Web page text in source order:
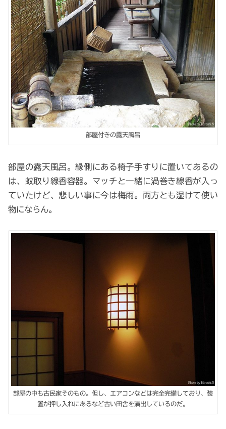
部屋付きの露天風呂
部屋の露天風呂。縁側にある椅子手すりに置いてあるの
は、蚊取り線香容器。マッチと一緒に渦巻き線香が入っ
ていたけど、悲しい事に今は梅雨。両方とも湿けて使い
物にならん。
部屋の中も古民家そのもの。但し、エアコンなどは完全完備しており、装
置が押し入れにあるなど古い田舎を演出しているのだ。